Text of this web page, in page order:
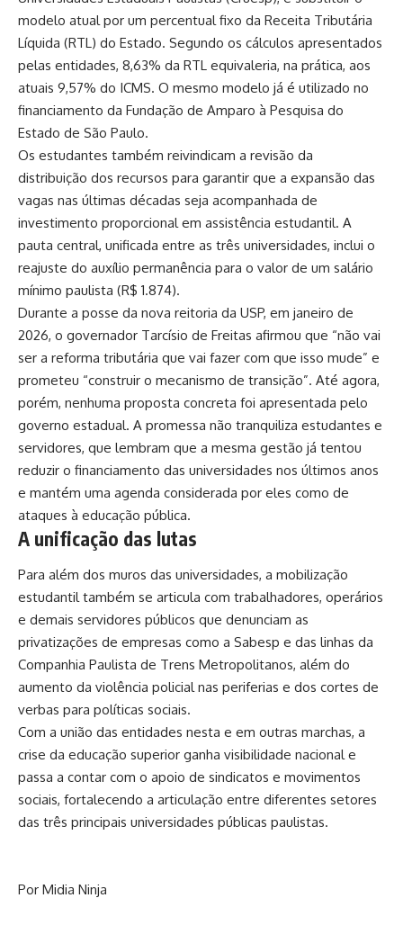
modelo atual por um percentual fixo da Receita Tributária
Líquida (RTL) do Estado. Segundo os cálculos apresentados
pelas entidades, 8,63% da RTL equivaleria, na prática, aos
atuais 9,57% do ICMS. O mesmo modelo já é utilizado no
financiamento da Fundação de Amparo à Pesquisa do
Estado de São Paulo.
Os estudantes também reivindicam a revisão da
distribuição dos recursos para garantir que a expansão das
vagas nas últimas décadas seja acompanhada de
investimento proporcional em assistência estudantil. A
pauta central, unificada entre as três universidades, inclui o
reajuste do auxílio permanência para o valor de um salário
mínimo paulista (R$ 1.874).
Durante a posse da nova reitoria da USP, em janeiro de
2026, o governador Tarcísio de Freitas afirmou que “não vai
ser a reforma tributária que vai fazer com que isso mude” e
prometeu “construir o mecanismo de transição”. Até agora,
porém, nenhuma proposta concreta foi apresentada pelo
governo estadual. A promessa não tranquiliza estudantes e
servidores, que lembram que a mesma gestão já tentou
reduzir o financiamento das universidades nos últimos anos
e mantém uma agenda considerada por eles como de
ataques à educação pública.
A unificação das lutas
Para além dos muros das universidades, a mobilização
estudantil também se articula com trabalhadores, operários
e demais servidores públicos que denunciam as
privatizações de empresas como a Sabesp e das linhas da
Companhia Paulista de Trens Metropolitanos, além do
aumento da violência policial nas periferias e dos cortes de
verbas para políticas sociais.
Com a união das entidades nesta e em outras marchas, a
crise da educação superior ganha visibilidade nacional e
passa a contar com o apoio de sindicatos e movimentos
sociais, fortalecendo a articulação entre diferentes setores
das três principais universidades públicas paulistas.
Por Midia Ninja